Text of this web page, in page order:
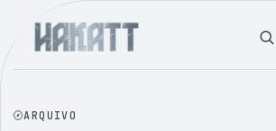
ARQUIVO